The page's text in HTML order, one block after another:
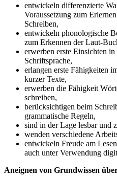
entwickeln differenzierte
Voraussetzung zum
Schreiben,
entwickeln phonologische
zum Erkennen der Laut-
erwerben erste Einsichten
Schriftsprache,
erlangen erste Fähigkeiten
kurzer Texte,
erwerben die Fähigkeit
schreiben,
berücksichtigen beim
grammatische Regeln,
sind in der Lage lesbar und
wenden verschiedene
entwickeln Freude am
auch unter Verwendung
Aneignen von Grundwissen